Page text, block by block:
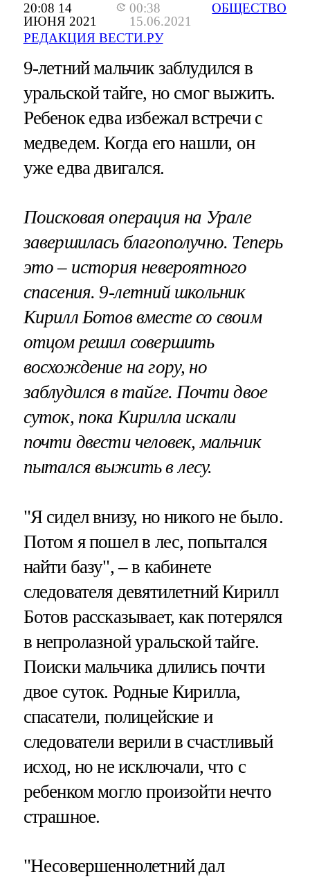
20:08 14
ИЮНЯ 2021
00:38
15.06.2021
РЕДАКЦИЯ ВЕСТИ.РУ
ОБЩЕСТВО
9-летний мальчик заблудился в
уральской тайге, но смог выжить.
Ребенок едва избежал встречи с
медведем. Когда его нашли, он
уже едва двигался.
Поисковая операция на Урале
завершилась благополучно. Теперь
это – история невероятного
спасения. 9-летний школьник
Кирилл Ботов вместе со своим
отцом решил совершить
восхождение на гору, но
заблудился в тайге. Почти двое
суток, пока Кирилла искали
почти двести человек, мальчик
пытался выжить в лесу.
"Я сидел внизу, но никого не было.
Потом я пошел в лес, попытался
найти базу", – в кабинете
следователя девятилетний Кирилл
Ботов рассказывает, как потерялся
в непролазной уральской тайге.
Поиски мальчика длились почти
двое суток. Родные Кирилла,
спасатели, полицейские и
следователи верили в счастливый
исход, но не исключали, что с
ребенком могло произойти нечто
страшное.
"Несовершеннолетний дал